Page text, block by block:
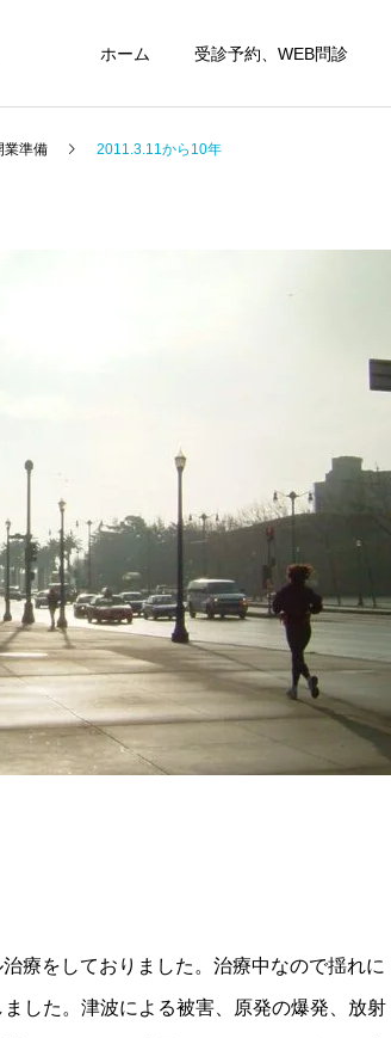
ホーム 受診予約、WEB問診
業準備 2011.3.11から10年
療をしておりました。治療中なので揺れに
した。津波による被害、原発の爆発、放射